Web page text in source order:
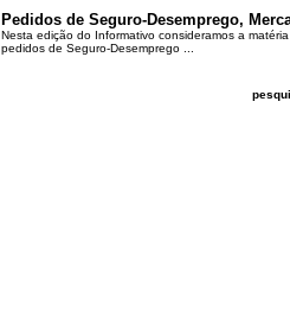
Pedidos de Seguro-Desemprego,
Nesta edição do Informativo consideramos a
pedidos de Seguro-Desemprego ...